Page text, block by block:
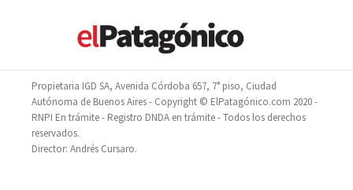
Propietaria IGD SA, Avenida Córdoba 657, 7° piso, Ciudad
Autónoma de Buenos Aires - Copyright © ElPatagónico.com 2020 -
RNPI En trámite - Registro DNDA en trámite - Todos los derechos
reservados.
Director: Andrés Cursaro.